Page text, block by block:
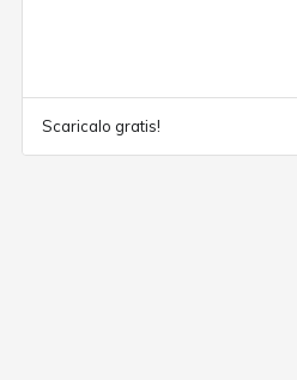
Scaricalo gratis!